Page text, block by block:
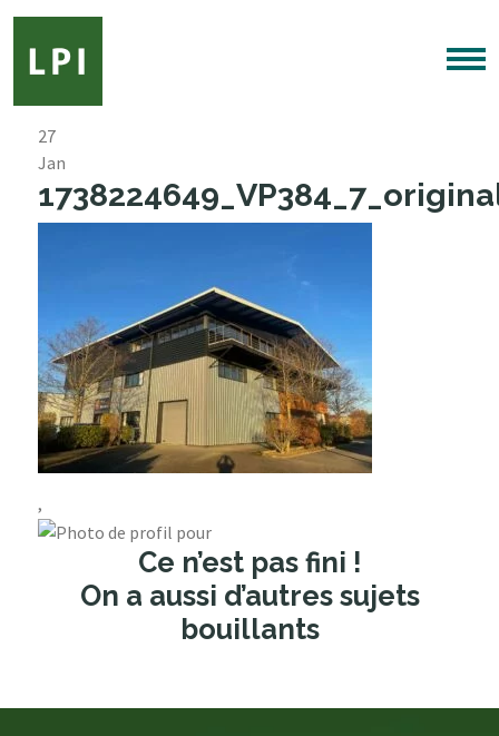
27
Jan
,
Ce n’est pas fini !
On a aussi d’autres sujets
bouillants